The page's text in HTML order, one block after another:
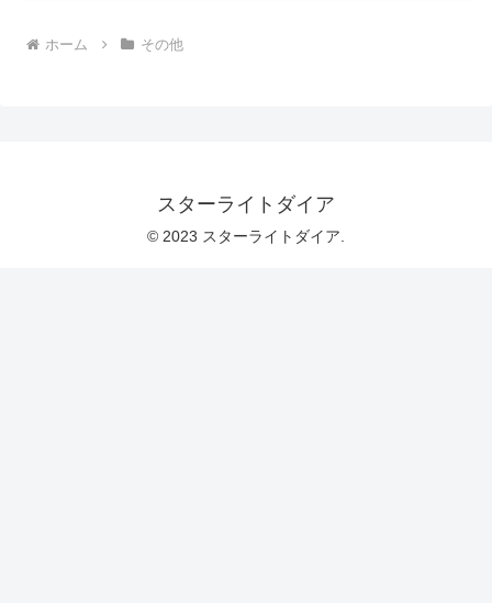
ホーム その他
スターライトダイア
© 2023 スターライトダイア.